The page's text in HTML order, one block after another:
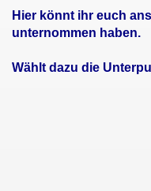
Hier könnt ihr euch
unternommen haben.
Wählt dazu die